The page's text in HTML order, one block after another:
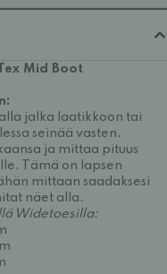
Mid Boot
jalka laatikkoon tai
seinää vasten.
ja mittaa pituus
Tämä on lapsen
mittaan saadaksesi
näet alla.
Widetoesilla: